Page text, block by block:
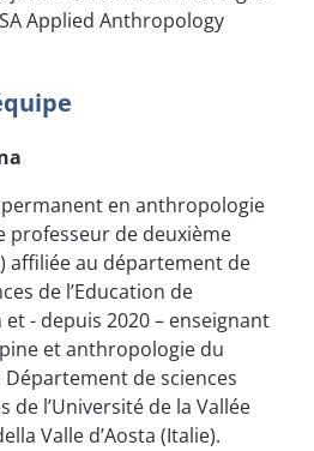
Applied Anthropology
en anthropologie
professeur de deuxième
affiliée au département de
de l’Education de
et - depuis 2020 – enseignant
et anthropologie du
de sciences
de l’Université de la Vallée
Valle d’Aosta (Italie).